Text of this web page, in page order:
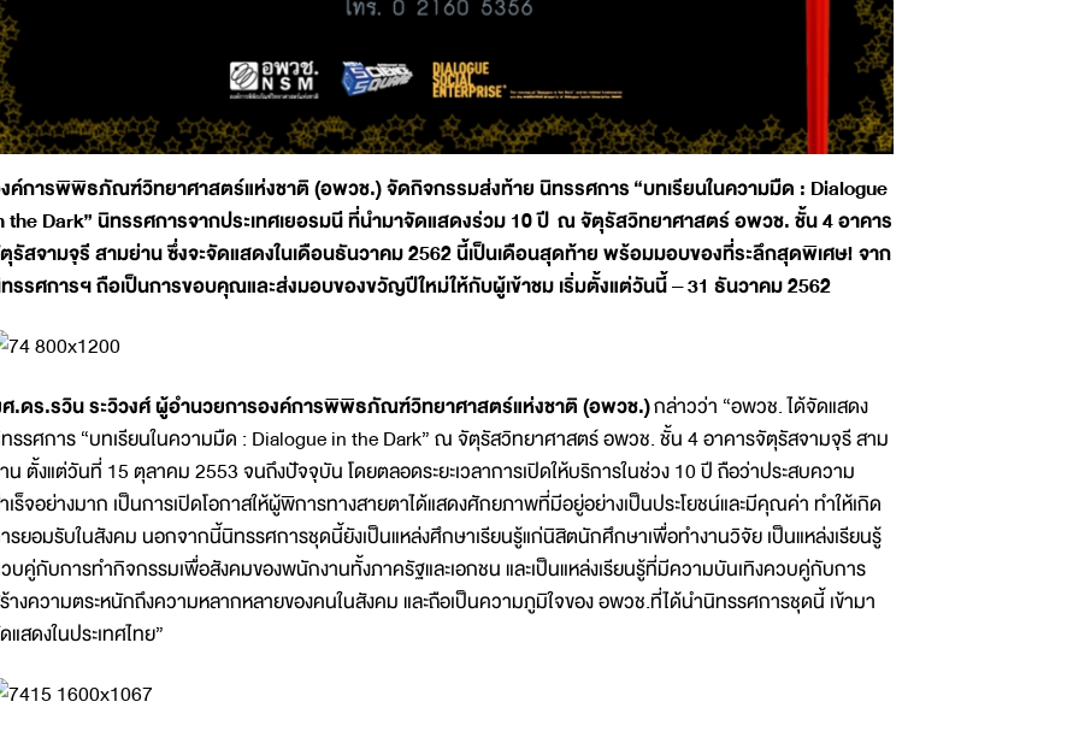
ค์การพิพิธภัณฑ์วิทยาศาสตร์แห่งชาติ (อพวช.) จัดกิจกรรมส่งท้าย นิทรรศการ“บทเรียนในความมืด : Dialogue
the Dark” นิทรรศการจากประเทศเยอรมนี ที่นำมาจัดแสดงร่วม 10 ปี ณ จัตุรัสวิทยาศาสตร์ อพวช. ชั้น 4 อาคาร
รัสจามจุรี สามย่าน ซึ่งจะจัดแสดงในเดือนธันวาคม 2562 นี้เป็นเดือนสุดท้าย พร้อมมอบของที่ระลึกสุดพิเศษ! จาก
รรศการฯ ถือเป็นการขอบคุณและส่งมอบของขวัญปีใหม่ให้กับผู้เข้าชม เริ่มตั้งแต่วันนี้ – 31 ธันวาคม 2562
.ดร.รวิน ระวิวงศ์ ผู้อำนวยการองค์การพิพิธภัณฑ์วิทยาศาสตร์แห่งชาติ (อพวช.)กล่าวว่า “อพวช. ได้จัดแสดง
รรศการ “บทเรียนในความมืด : Dialogue in the Dark” ณ จัตุรัสวิทยาศาสตร์ อพวช. ชั้น 4 อาคารจัตุรัสจามจุรี สาม
น ตั้งแต่วันที่ 15 ตุลาคม 2553 จนถึงปัจจุบัน โดยตลอดระยะเวลาการเปิดให้บริการในช่วง 10 ปี ถือว่าประสบความ
เร็จอย่างมาก เป็นการเปิดโอกาสให้ผู้พิการทางสายตาได้แสดงศักยภาพที่มีอยู่อย่างเป็นประโยชน์และมีคุณค่า ทำให้เกิด
รยอมรับในสังคม นอกจากนี้นิทรรศการชุดนี้ยังเป็นแหล่งศึกษาเรียนรู้แก่นิสิตนักศึกษาเพื่อทำงานวิจัย เป็นแหล่งเรียนรู้
บคู่กับการทำกิจกรรมเพื่อสังคมของพนักงานทั้งภาครัฐและเอกชน และเป็นแหล่งเรียนรู้ที่มีความบันเทิงควบคู่กับการ
างความตระหนักถึงความหลากหลายของคนในสังคม และถือเป็นความภูมิใจของ อพวช.ที่ได้นำนิทรรศการชุดนี้ เข้ามา
แสดงในประเทศไทย”